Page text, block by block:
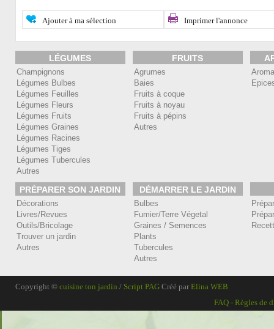
Ajouter à ma sélection Imprimer l'annonce
LÉGUMES
Champignons
Légumes Bulbes
Légumes Feuilles
Légumes Fleurs
Légumes Fruits
Légumes Graines
Légumes Racines
Légumes Tiges
Légumes Tubercules
Autres
FRUITS
Agrumes
Baies
Fruits à coque
Fruits à noyau
Fruits à pépins
Autres
PRÉPARER SON JARDIN
Décorations
Livres/Revues
Outils/Bricolage
Trouver un jardin
Autres
DÉMARRER LE JARDIN
Bulbes
Fumier/Terre Végetal
Graines / Semences
Plants
Tubercules
Autres
Copyright © cuisine ton jardin / Script PAG Créé par Elina WEB
FAQ - Règles de